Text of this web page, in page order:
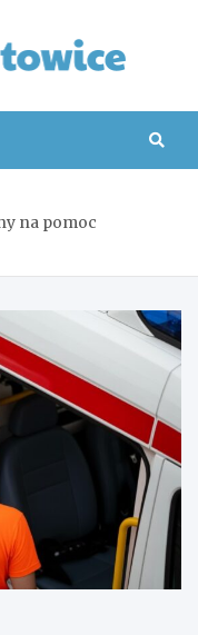
na pomoc